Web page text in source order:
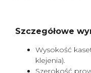
Szczegółowe
Wysokość
klejenia).
Szerokość